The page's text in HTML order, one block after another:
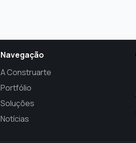
Navegação
A Construarte
Portfólio
Soluções
Notícias